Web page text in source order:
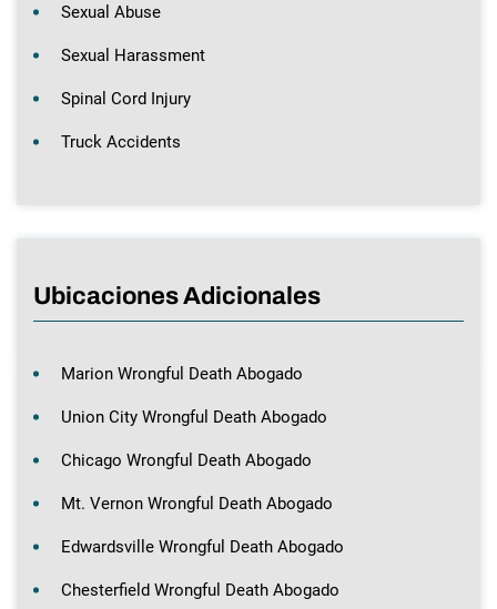
Sexual Abuse
Sexual Harassment
Spinal Cord Injury
Truck Accidents
Ubicaciones Adicionales
Marion Wrongful Death Abogado
Union City Wrongful Death Abogado
Chicago Wrongful Death Abogado
Mt. Vernon Wrongful Death Abogado
Edwardsville Wrongful Death Abogado
Chesterfield Wrongful Death Abogado